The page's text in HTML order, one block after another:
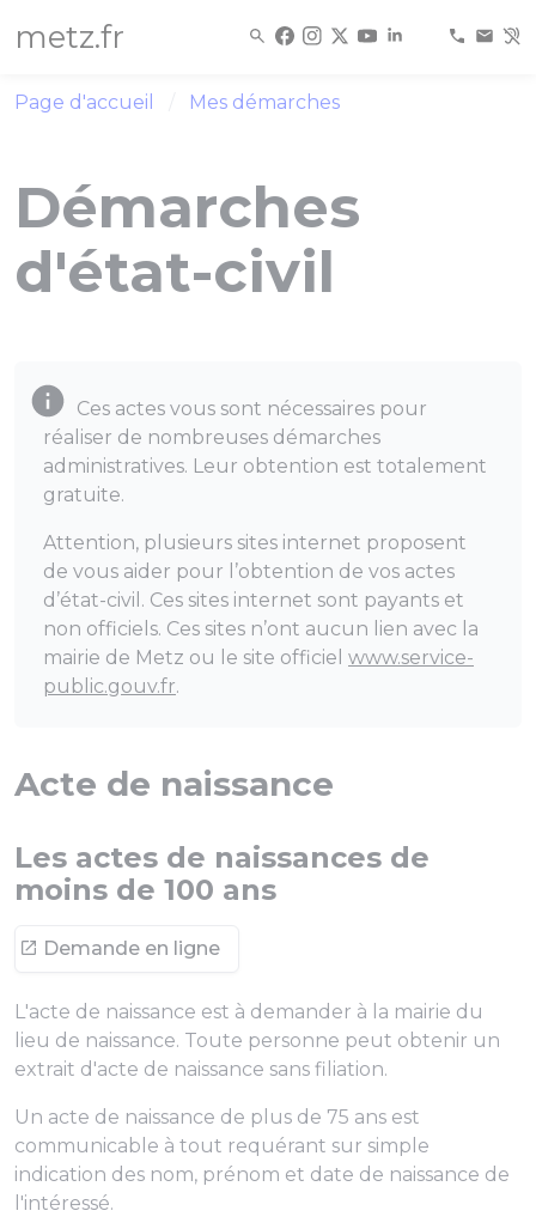
metz.fr
Page d'accueil Mes démarches
Démarches
d'état-civil
Ces actes vous sont nécessaires pour
réaliser de nombreuses démarches
administratives. Leur obtention est totalement
gratuite.
Attention, plusieurs sites internet proposent
de vous aider pour l’obtention de vos actes
d’état-civil. Ces sites internet sont payants et
non officiels. Ces sites n’ont aucun lien avec la
mairie de Metz ou le site officiel www.service-
public.gouv.fr.
Acte de naissance
Les actes de naissances de
moins de 100 ans
Demande en ligne
L'acte de naissance est à demander à la mairie du
lieu de naissance. Toute personne peut obtenir un
extrait d'acte de naissance sans filiation.
Un acte de naissance de plus de 75 ans est
communicable à tout requérant sur simple
indication des nom, prénom et date de naissance de
l'intéressé.